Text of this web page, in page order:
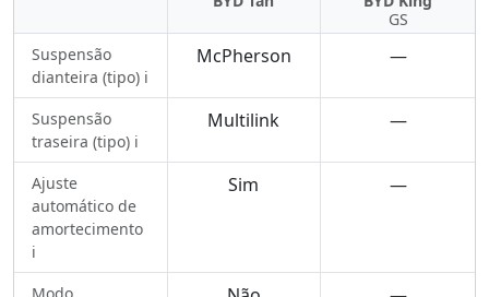
GS
Suspensão
dianteira (tipo) ℹ️
McPherson —
Suspensão
traseira (tipo) ℹ️
Multilink —
Ajuste
automático de
amortecimento
ℹ️
Sim —